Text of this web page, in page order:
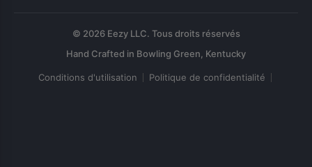
© 2026 Eezy LLC. Tous droits réservés
Conditions d'utilisation Politique de confidentialité